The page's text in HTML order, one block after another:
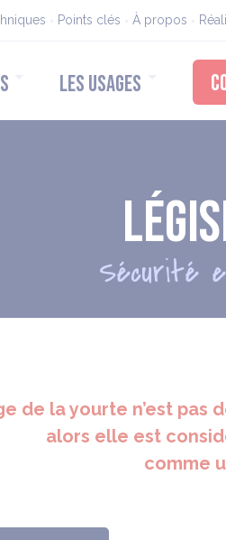
Points clés À propos
LES USAGES
Sécurité
de la yourte n’est
alors elle est
comme